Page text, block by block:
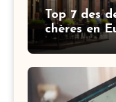
Top 7 des
chères en